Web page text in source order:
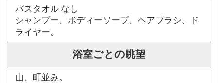
バスタオル なし
シャンプー、ボディーソープ、ヘアブラシ、ド
ライヤー。
浴室ごとの眺望
山、町並み。